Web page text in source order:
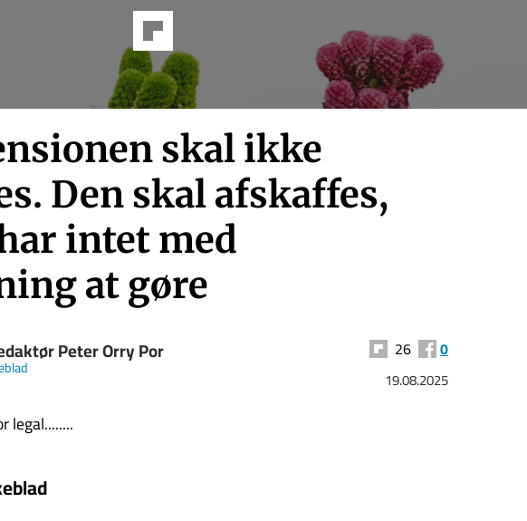
skal ikke
Den skal afskaffes,
intet med
at gøre
Peter Orry Por 26 0
19.08.2025
legal........